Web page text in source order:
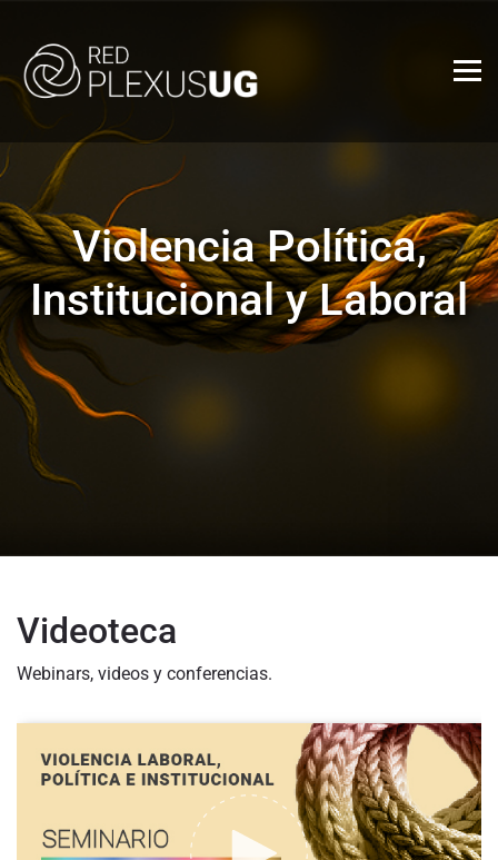
Violencia Política,
Institucional y Laboral
Videoteca
Webinars, videos y conferencias.